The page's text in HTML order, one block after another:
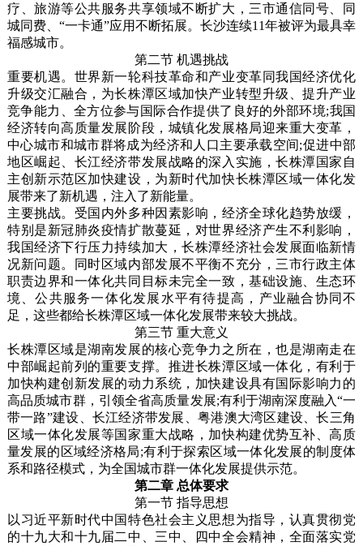
疗、旅游等公共服务共享领域不断扩大，三市通信同号、同
城同费、“一卡通”应用不断拓展。长沙连续11年被评为最具幸
福感城市。
第二节 机遇挑战
重要机遇。世界新一轮科技革命和产业变革同我国经济优化
升级交汇融合，为长株潭区域加快产业转型升级、提升产业
竞争能力、全方位参与国际合作提供了良好的外部环境;我国
经济转向高质量发展阶段，城镇化发展格局迎来重大变革，
中心城市和城市群将成为经济和人口主要承载空间;促进中部
地区崛起、长江经济带发展战略的深入实施，长株潭国家自
主创新示范区加快建设，为新时代加快长株潭区域一体化发
展带来了新机遇，注入了新能量。
主要挑战。受国内外多种因素影响，经济全球化趋势放缓，
特别是新冠肺炎疫情扩散蔓延，对世界经济产生不利影响，
我国经济下行压力持续加大，长株潭经济社会发展面临新情
况新问题。同时区域内部发展不平衡不充分，三市行政主体
职责边界和一体化共同目标未完全一致，基础设施、生态环
境、公共服务一体化发展水平有待提高，产业融合协同不
足，这些都给长株潭区域一体化发展带来较大挑战。
第三节 重大意义
长株潭区域是湖南发展的核心竞争力之所在，也是湖南走在
中部崛起前列的重要支撑。推进长株潭区域一体化，有利于
加快构建创新发展的动力系统，加快建设具有国际影响力的
高品质城市群，引领全省高质量发展;有利于湖南深度融入“一
带一路”建设、长江经济带发展、粤港澳大湾区建设、长三角
区域一体化发展等国家重大战略，加快构建优势互补、高质
量发展的区域经济格局;有利于探索区域一体化发展的制度体
系和路径模式，为全国城市群一体化发展提供示范。
第二章 总体要求
第一节 指导思想
以习近平新时代中国特色社会主义思想为指导，认真贯彻党
的十九大和十九届二中、三中、四中全会精神，全面落实党